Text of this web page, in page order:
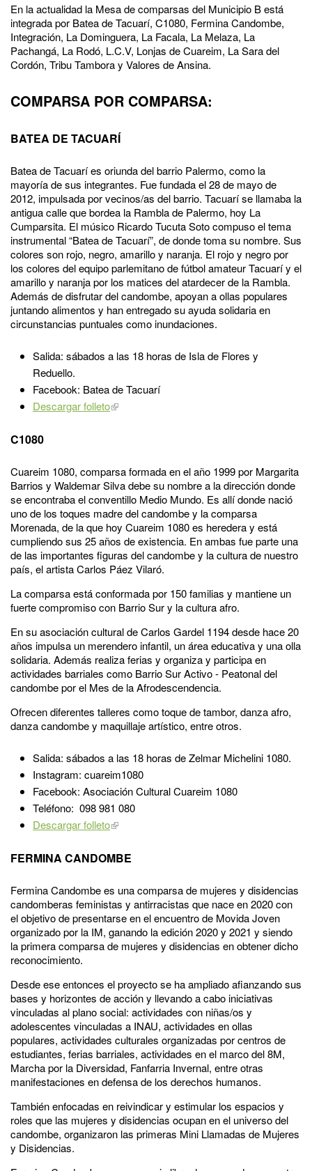
En la actualidad la Mesa de comparsas del Municipio B está
integrada por Batea de Tacuarí, C1080, Fermina Candombe,
Integración, La Dominguera, La Facala, La Melaza, La
Pachangá, La Rodó, L.C.V, Lonjas de Cuareim, La Sara del
Cordón, Tribu Tambora y Valores de Ansina.
COMPARSA POR COMPARSA:
BATEA DE TACUARÍ
Batea de Tacuarí es oriunda del barrio Palermo, como la
mayoría de sus integrantes. Fue fundada el 28 de mayo de
2012, impulsada por vecinos/as del barrio. Tacuarí se llamaba la
antigua calle que bordea la Rambla de Palermo, hoy La
Cumparsita. El músico Ricardo Tucuta Soto compuso el tema
instrumental “Batea de Tacuarí”, de donde toma su nombre. Sus
colores son rojo, negro, amarillo y naranja. El rojo y negro por
los colores del equipo parlemitano de fútbol amateur Tacuarí y el
amarillo y naranja por los matices del atardecer de la Rambla.
Además de disfrutar del candombe, apoyan a ollas populares
juntando alimentos y han entregado su ayuda solidaria en
circunstancias puntuales como inundaciones.
Salida: sábados a las 18 horas de Isla de Flores y
Reduello.
Facebook: Batea de Tacuarí
Descargar folleto
C1080
Cuareim 1080, comparsa formada en el año 1999 por Margarita
Barrios y Waldemar Silva debe su nombre a la dirección donde
se encontraba el conventillo Medio Mundo. Es allí donde nació
uno de los toques madre del candombe y la comparsa
Morenada, de la que hoy Cuareim 1080 es heredera y está
cumpliendo sus 25 años de existencia. En ambas fue parte una
de las importantes figuras del candombe y la cultura de nuestro
país, el artista Carlos Páez Vilaró.
La comparsa está conformada por 150 familias y mantiene un
fuerte compromiso con Barrio Sur y la cultura afro.
En su asociación cultural de Carlos Gardel 1194 desde hace 20
años impulsa un merendero infantil, un área educativa y una olla
solidaria. Además realiza ferias y organiza y participa en
actividades barriales como Barrio Sur Activo - Peatonal del
candombe por el Mes de la Afrodescendencia.
Ofrecen diferentes talleres como toque de tambor, danza afro,
danza candombe y maquillaje artístico, entre otros.
Salida: sábados a las 18 horas de Zelmar Michelini 1080.
Instagram: cuareim1080
Facebook: Asociación Cultural Cuareim 1080
Teléfono: 098 981 080
Descargar folleto
FERMINA CANDOMBE
Fermina Candombe es una comparsa de mujeres y disidencias
candomberas feministas y antirracistas que nace en 2020 con
el objetivo de presentarse en el encuentro de Movida Joven
organizado por la IM, ganando la edición 2020 y 2021 y siendo
la primera comparsa de mujeres y disidencias en obtener dicho
reconocimiento.
Desde ese entonces el proyecto se ha ampliado afianzando sus
bases y horizontes de acción y llevando a cabo iniciativas
vinculadas al plano social: actividades con niñas/os y
adolescentes vinculadas a INAU, actividades en ollas
populares, actividades culturales organizadas por centros de
estudiantes, ferias barriales, actividades en el marco del 8M,
Marcha por la Diversidad, Fanfarria Invernal, entre otras
manifestaciones en defensa de los derechos humanos.
También enfocadas en reivindicar y estimular los espacios y
roles que las mujeres y disidencias ocupan en el universo del
candombe, organizaron las primeras Mini Llamadas de Mujeres
y Disidencias.